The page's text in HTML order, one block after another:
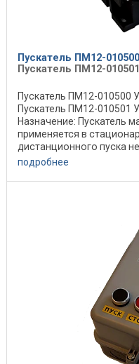
Пускатель ПМ12-
Пускатель ПМ12-
Пускатель ПМ12-010500
Пускатель ПМ12-010501
Назначение: Пускатель
применяется в
дистанционного пуска
к сети, ...
подробнее